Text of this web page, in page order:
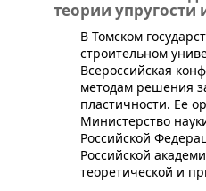
теории упругости
В Томском
строительном
Всероссийская
методам решения
пластичности. Ее
Министерство
Российской
Российской
теоретической и